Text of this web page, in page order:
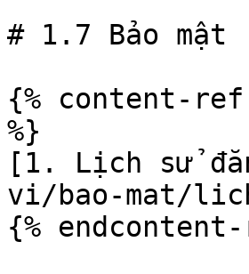
# 1.7 Bảo mật
{% content-ref
%}
[1. Lịch sử
vi/bao-mat/
{%